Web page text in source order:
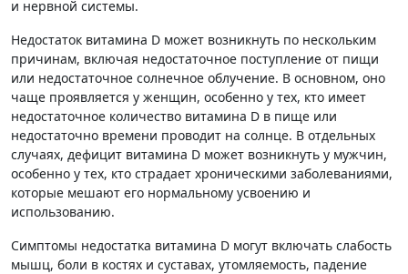
и нервной системы.
Недостаток витамина D может возникнуть по нескольким
причинам, включая недостаточное поступление от пищи
или недостаточное солнечное облучение. В основном, оно
чаще проявляется у женщин, особенно у тех, кто имеет
недостаточное количество витамина D в пище или
недостаточно времени проводит на солнце. В отдельных
случаях, дефицит витамина D может возникнуть у мужчин,
особенно у тех, кто страдает хроническими заболеваниями,
которые мешают его нормальному усвоению и
использованию.
Симптомы недостатка витамина D могут включать слабость
мышц, боли в костях и суставах, утомляемость, падение